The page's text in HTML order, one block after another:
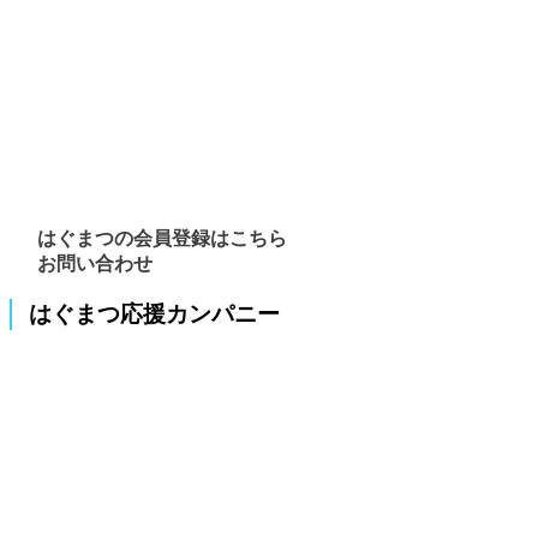
はぐまつの会員登録はこちら
お問い合わせ
はぐまつ応援カンパニー